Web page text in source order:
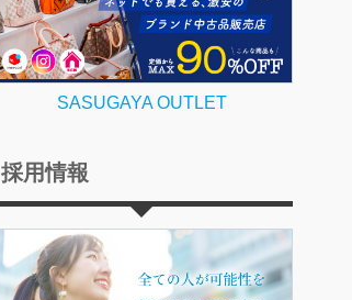
SASUGAYA OUTLET
採用情報